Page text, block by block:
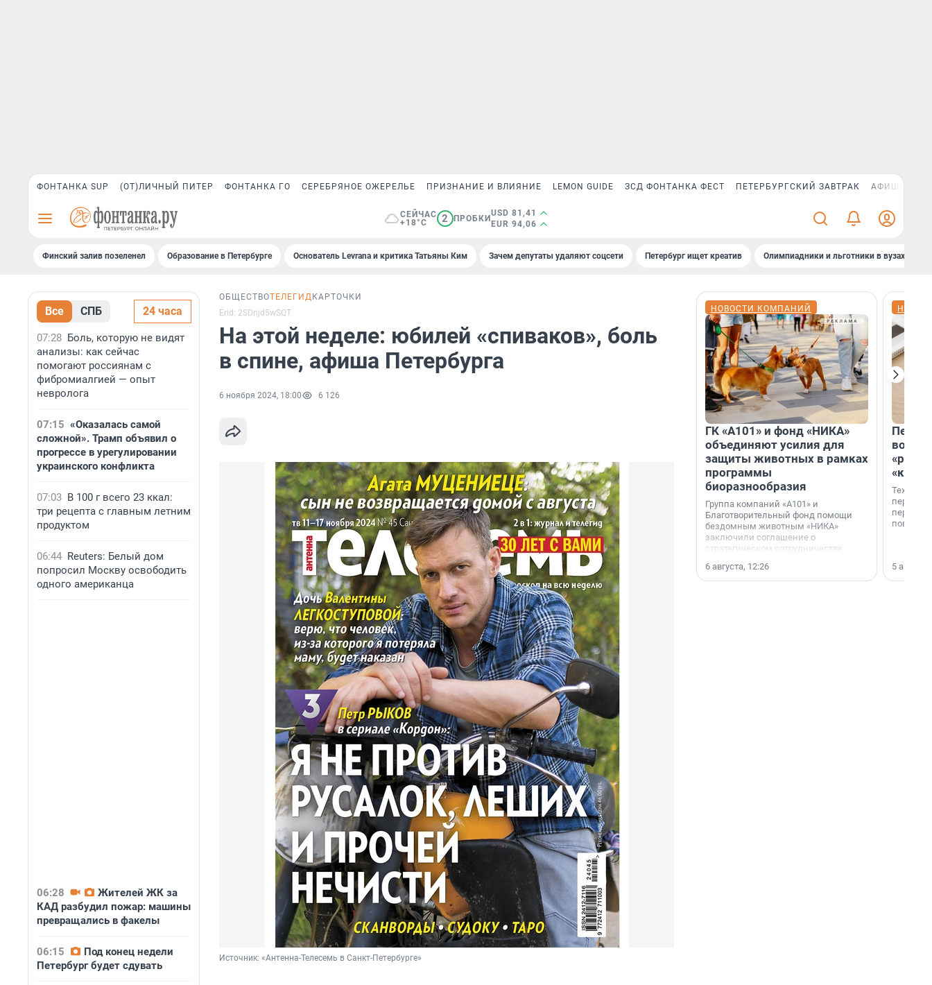
ФОНТАНКА SUP (ОТ)ЛИЧНЫЙ ПИТЕР ФОНТАНКА ГО СЕРЕБРЯНОЕ ОЖЕРЕЛЬЕ ПРИЗНАНИЕ И ВЛИЯНИЕ LEMON GUIDE ЗСД ФОНТАНКА ФЕСТ ПЕТЕРБУРГСКИЙ ЗАВТРАК АФИША PLUS
СЕЙЧАС
+18°C
2 ПРОБКИ
USD 81,41
EUR 94,06
Финский залив позеленел Образование в Петербурге Основатель Levrana и критика Татьяны Ким Зачем депутаты удаляют соцсети Петербург ищет креатив Олимпиадники и льготники в вузах СПб
Все СПБ 24 часа
07:28 Боль, которую не видят
анализы: как сейчас
помогают россиянам с
фибромиалгией — опыт
невролога
07:15 «Оказалась самой
сложной». Трамп объявил о
прогрессе в урегулировании
украинского конфликта
07:03 В 100 г всего 23 ккал:
три рецепта с главным летним
продуктом
06:44 Reuters: Белый дом
попросил Москву освободить
одного американца
06:28
Жителей ЖК за
КАД разбудил пожар: машины
превращались в факелы
06:15
Под конец недели
Петербург будет сдувать
ОБЩЕСТВОТЕЛЕГИД КАРТОЧКИ
Erid: 2SDnjd5wSQT
На этой неделе: юбилей «спиваков», боль
в спине, афиша Петербурга
6 ноября 2024, 18:00 6 126
Источник: «Антенна-Телесемь в Санкт-Петербурге»
НОВОСТИ КОМПАНИЙ
ГК «А101» и фонд «НИКА»
объединяют усилия для
защиты животных в рамках
программы
биоразнообразия
Группа компаний «А101» и
Благотворительный фонд помощи
бездомным животным «НИКА»
заключили соглашение о
стратегическом сотрудничестве.
6 августа, 12:26
5